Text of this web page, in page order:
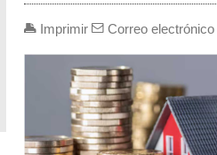
Imprimir Correo electrónico